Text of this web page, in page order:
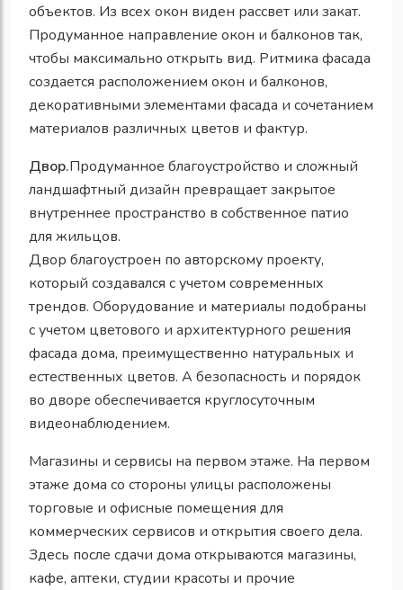
объектов. Из всех окон виден рассвет или закат.
Продуманное направление окон и балконов так,
чтобы максимально открыть вид. Ритмика фасада
создается расположением окон и балконов,
декоративными элементами фасада и сочетанием
материалов различных цветов и фактур.
Двор.Продуманное благоустройство и сложный
ландшафтный дизайн превращает закрытое
внутреннее пространство в собственное патио
для жильцов.
Двор благоустроен по авторскому проекту,
который создавался с учетом современных
трендов. Оборудование и материалы подобраны
с учетом цветового и архитектурного решения
фасада дома, преимущественно натуральных и
естественных цветов. А безопасность и порядок
во дворе обеспечивается круглосуточным
видеонаблюдением.
Магазины и сервисы на первом этаже. На первом
этаже дома со стороны улицы расположены
торговые и офисные помещения для
коммерческих сервисов и открытия своего дела.
Здесь после сдачи дома открываются магазины,
кафе, аптеки, студии красоты и прочие